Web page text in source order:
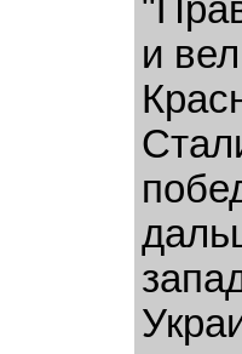
и